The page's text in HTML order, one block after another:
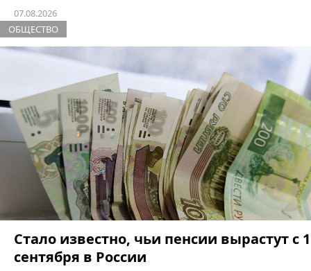
07.08.2026
ОБЩЕСТВО
Стало известно, чьи пенсии вырастут с 1
сентября в России